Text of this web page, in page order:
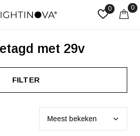
0 0
met 29v
FILTER